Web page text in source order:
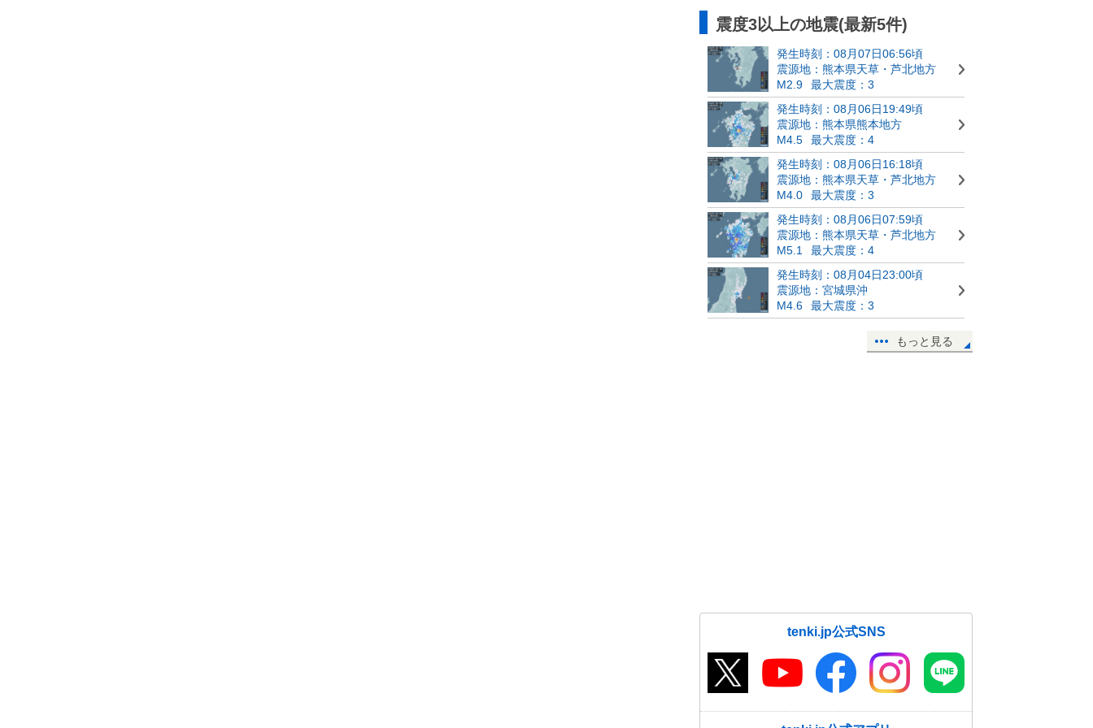
震度3以上の地震(最新5件)
発生時刻：08月07日06:56頃
震源地：熊本県天草・芦北地方
M2.9
最大震度：3
発生時刻：08月06日19:49頃
震源地：熊本県熊本地方
M4.5
最大震度：4
発生時刻：08月06日16:18頃
震源地：熊本県天草・芦北地方
M4.0
最大震度：3
発生時刻：08月06日07:59頃
震源地：熊本県天草・芦北地方
M5.1
最大震度：4
発生時刻：08月04日23:00頃
震源地：宮城県沖
M4.6
最大震度：3
もっと見る
tenki.jp公式SNS